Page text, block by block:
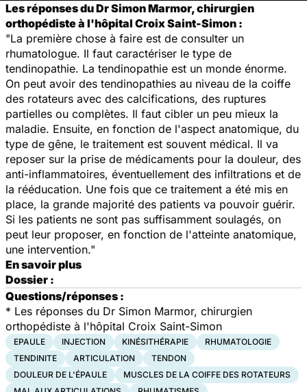
Les réponses du Dr Simon Marmor, chirurgien
orthopédiste à l'hôpital Croix Saint-Simon :
"La première chose à faire est de consulter un
rhumatologue. Il faut caractériser le type de
tendinopathie. La tendinopathie est un monde énorme.
On peut avoir des tendinopathies au niveau de la coiffe
des rotateurs avec des calcifications, des ruptures
partielles ou complètes. Il faut cibler un peu mieux la
maladie. Ensuite, en fonction de l'aspect anatomique, du
type de gêne, le traitement est souvent médical. Il va
reposer sur la prise de médicaments pour la douleur, des
anti-inflammatoires, éventuellement des infiltrations et de
la rééducation. Une fois que ce traitement a été mis en
place, la grande majorité des patients va pouvoir guérir.
Si les patients ne sont pas suffisamment soulagés, on
peut leur proposer, en fonction de l'atteinte anatomique,
une intervention."
En savoir plus
Dossier :
Questions/réponses :
* Les réponses du Dr Simon Marmor, chirurgien
orthopédiste à l'hôpital Croix Saint-Simon
EPAULE INJECTION KINÉSITHÉRAPIE
RHUMATOLOGIE
TENDINITE
ARTICULATION
TENDON
DOULEUR DE L'ÉPAULE
MUSCLES DE LA COIFFE DES ROTATEURS